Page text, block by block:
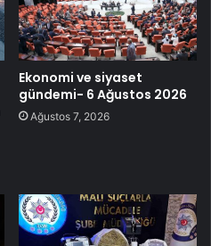
Ekonomi ve siyaset
gündemi- 6 Ağustos 2026
Ağustos 7, 2026